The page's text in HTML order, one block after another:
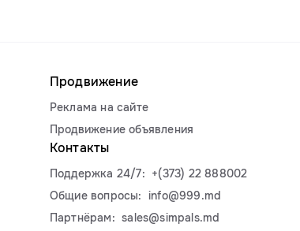
Продвижение
Реклама на сайте
Продвижение объявления
Контакты
Поддержка 24/7: +(373) 22 888002
Общие вопросы: info@999.md
Партнёрам: sales@simpals.md